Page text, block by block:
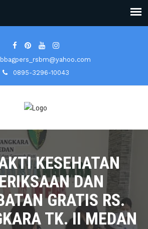
0895-3296-10043
KESEHATAN
DAN
GRATIS RS.
TK. II MEDAN